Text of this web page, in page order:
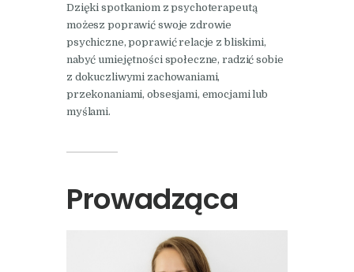
Dzięki spotkaniom z psychoterapeutą
możesz poprawić swoje zdrowie
psychiczne, poprawić relacje z bliskimi,
nabyć umiejętności społeczne, radzić sobie
z dokuczliwymi zachowaniami,
przekonaniami, obsesjami, emocjami lub
myślami.
Prowadząca